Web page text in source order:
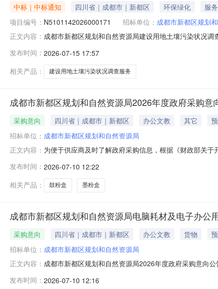
中标｜中标通知 四川省｜成都市｜新都区 环保绿化
服务
项目编号： N5101142026000171 招标单位： 成都市新都区规划
正文内容： 成都市新都区规划和自然资源局建设用地土壤污染状况
1,200,000.00元第一阶段调查（地块面积＜50亩）（单
发布时间： 2026-07-15 17:57
相关产品：
建设用地土壤污染状况调查服务
成都市新都区规划和自然资源局2026年度政府采购意
采购意向 四川省｜成都市｜新都区 办公文教 其它
招标单位： 成都市新都区规划和自然资源局
正文内容： 为便于供应商及时了解政府采购信息，根据《财政部关
购内容：A05040201-鼓粉盒采购数量：1元/个采购内容
55.0
发布时间： 2026-07-10 12:22
相关产品：
鼓粉盒 墨粉盒
成都市新都区规划和自然资源局电脑耗材及电子办公
采购意向 四川省｜成都市｜新都区 办公文教 货物
招标单位： 成都市新都区规划和自然资源局
正文内容： 成都市新都区规划和自然资源局2026年度政府采购意向
成都市新都区规划和自然资源局电脑耗材及电子办公用
发布时间： 2026-07-10 12:16